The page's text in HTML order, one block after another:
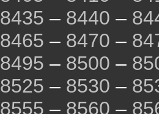
8435 – 8440 –
8465 – 8470 –
8495 – 8500 –
8525 – 8530 –
8555 – 8560 –